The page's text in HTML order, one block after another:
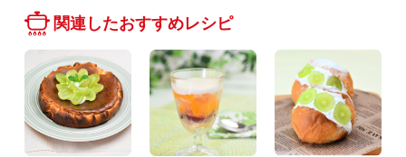
関連したおすすめレシピ